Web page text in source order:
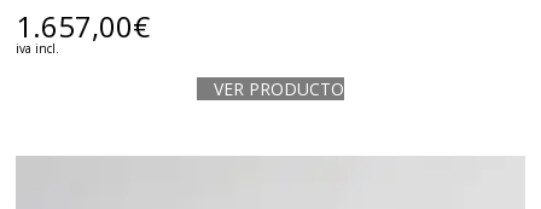
1.657,00€
iva incl.
VER PRODUCTO